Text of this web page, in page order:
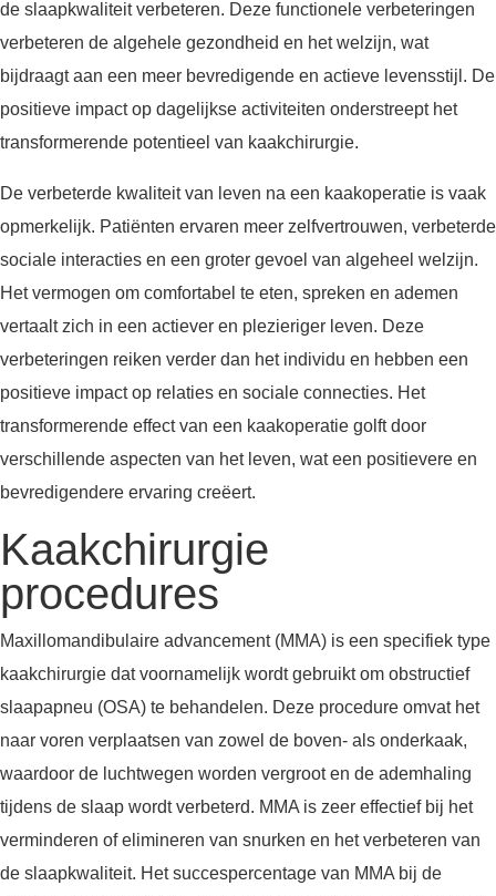
de slaapkwaliteit verbeteren. Deze functionele verbeteringen
verbeteren de algehele gezondheid en het welzijn, wat
bijdraagt aan een meer bevredigende en actieve levensstijl. De
positieve impact op dagelijkse activiteiten onderstreept het
transformerende potentieel van kaakchirurgie.
De verbeterde kwaliteit van leven na een kaakoperatie is vaak
opmerkelijk. Patiënten ervaren meer zelfvertrouwen, verbeterde
sociale interacties en een groter gevoel van algeheel welzijn.
Het vermogen om comfortabel te eten, spreken en ademen
vertaalt zich in een actiever en plezieriger leven. Deze
verbeteringen reiken verder dan het individu en hebben een
positieve impact op relaties en sociale connecties. Het
transformerende effect van een kaakoperatie golft door
verschillende aspecten van het leven, wat een positievere en
bevredigendere ervaring creëert.
Kaakchirurgie
procedures
Maxillomandibulaire advancement (MMA) is een specifiek type
kaakchirurgie dat voornamelijk wordt gebruikt om obstructief
slaapapneu (OSA) te behandelen. Deze procedure omvat het
naar voren verplaatsen van zowel de boven- als onderkaak,
waardoor de luchtwegen worden vergroot en de ademhaling
tijdens de slaap wordt verbeterd. MMA is zeer effectief bij het
verminderen of elimineren van snurken en het verbeteren van
de slaapkwaliteit. Het succespercentage van MMA bij de